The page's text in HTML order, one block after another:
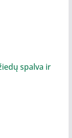
spalva ir